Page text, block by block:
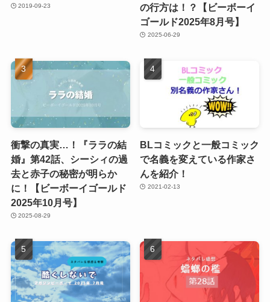
2019-09-23
の行方は！？【ビーボーイ
ゴールド2025年8月号】
2025-06-29
衝撃の真実…！『ララの結
婚』第42話、シーシィの過
去と赤子の秘密が明らか
に！【ビーボーイゴールド
2025年10月号】
2025-08-29
BLコミックと一般コミック
で名義を変えている作家さ
んを紹介！
2021-02-13